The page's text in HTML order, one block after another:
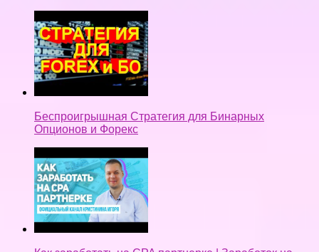
Беспроигрышная Стратегия для Бинарных
Опционов и Форекс